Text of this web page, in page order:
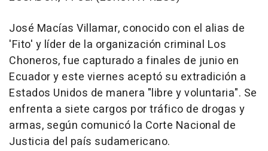
José Macías Villamar, conocido con el alias de
'Fito' y líder de la organización criminal Los
Choneros, fue capturado a finales de junio en
Ecuador y este viernes aceptó su extradición a
Estados Unidos de manera "libre y voluntaria". Se
enfrenta a siete cargos por tráfico de drogas y
armas, según comunicó la Corte Nacional de
Justicia del país sudamericano.